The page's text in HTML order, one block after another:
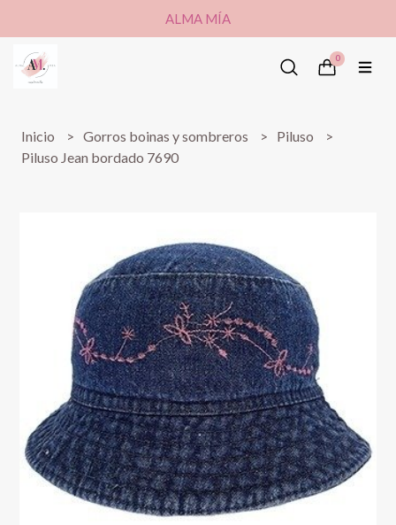
ALMA MÍA
0
Inicio Gorros boinas y sombreros
Piluso
Piluso Jean bordado 7690